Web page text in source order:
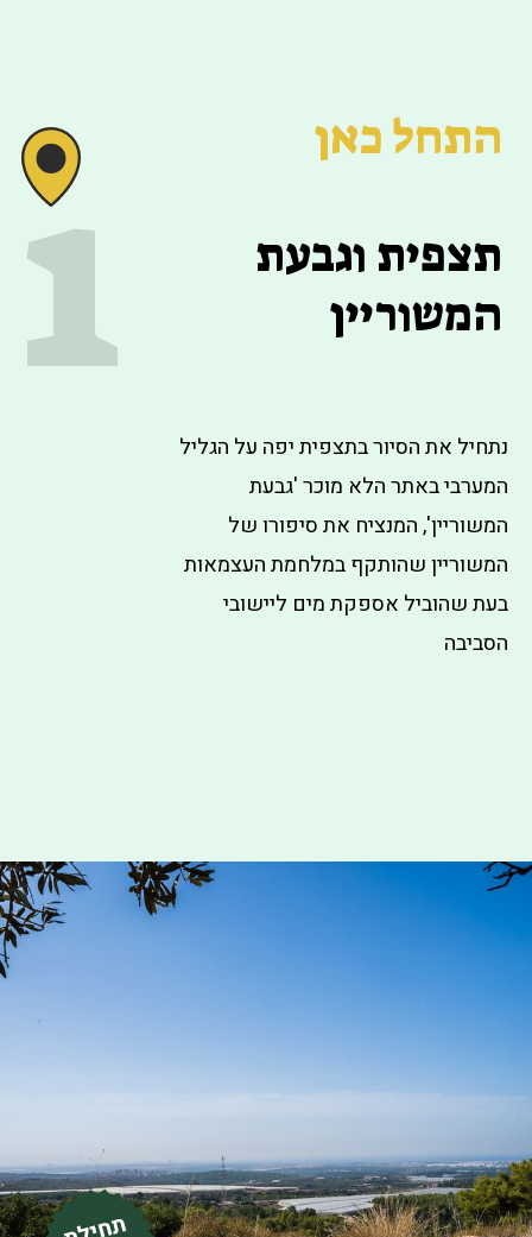
1
התחל כאן
תצפית וגבעת
המשוריין
נתחיל את הסיור בתצפית יפה על הגליל
המערבי באתר הלא מוכר 'גבעת
המשוריין', המנציח את סיפורו של
המשוריין שהותקף במלחמת העצמאות
בעת שהוביל אספקת מים ליישובי
הסביבה